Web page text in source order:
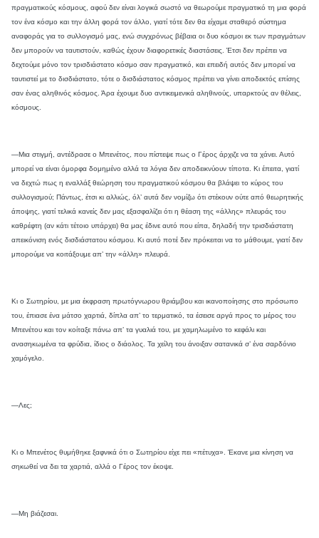
πραγματικούς κόσμους, αφού δεν είναι λογικά σωστό να θεωρούμε πραγματικό τη μια φορά
τον ένα κόσμο και την άλλη φορά τον άλλο, γιατί τότε δεν θα είχαμε σταθερό σύστημα
αναφοράς για το συλλογισμό μας, ενώ συγχρόνως βέβαια οι δυο κόσμοι εκ των πραγμάτων
δεν μπορούν να ταυτιστούν, καθώς έχουν διαφορετικές διαστάσεις. Έτσι δεν πρέπει να
δεχτούμε μόνο τον τρισδιάστατο κόσμο σαν πραγματικό, και επειδή αυτός δεν μπορεί να
ταυτιστεί με το δισδιάστατο, τότε ο δισδιάστατος κόσμος πρέπει να γίνει αποδεκτός επίσης
σαν ένας αληθινός κόσμος. Άρα έχουμε δυο αντικειμενικά αληθινούς, υπαρκτούς αν θέλεις,
κόσμους.
—Μια στιγμή, αντέδρασε ο Μπενέτος, που πίστεψε πως ο Γέρος άρχιζε να τα χάνει. Αυτό
μπορεί να είναι όμορφα δομημένο αλλά τα λόγια δεν αποδεικνύουν τίποτα. Κι έπειτα, γιατί
να δεχτώ πως η εναλλάξ θεώρηση του πραγματικού κόσμου θα βλάψει το κύρος του
συλλογισμού; Πάντως, έτσι κι αλλιώς, όλ’ αυτά δεν νομίζω ότι στέκουν ούτε από θεωρητικής
άποψης, γιατί τελικά κανείς δεν μας εξασφαλίζει ότι η θέαση της «άλλης» πλευράς του
καθρέφτη (αν κάτι τέτοιο υπάρχει) θα μας έδινε αυτό που είπα, δηλαδή την τρισδιάστατη
απεικόνιση ενός δισδιάστατου κόσμου. Κι αυτό ποτέ δεν πρόκειται να το μάθουμε, γιατί δεν
μπορούμε να κοιτάξουμε απ’ την «άλλη» πλευρά.
Κι ο Σωτηρίου, με μια έκφραση πρωτόγνωρου θριάμβου και ικανοποίησης στο πρόσωπο
του, έπιασε ένα μάτσο χαρτιά, δίπλα απ’ το τερματικό, τα έσεισε αργά προς το μέρος του
Μπενέτου και τον κοίταξε πάνω απ’ τα γυαλιά του, με χαμηλωμένο το κεφάλι και
ανασηκωμένα τα φρύδια, ίδιος ο διάολος. Τα χείλη του άνοιξαν σατανικά σ’ ένα σαρδόνιο
χαμόγελο.
—Λες;
Κι ο Μπενέτος θυμήθηκε ξαφνικά ότι ο Σωτηρίου είχε πει «πέτυχα». Έκανε μια κίνηση να
σηκωθεί να δει τα χαρτιά, αλλά ο Γέρος τον έκοψε.
—Μη βιάζεσαι.